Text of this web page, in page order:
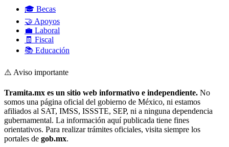
🎓 Becas
🤝 Apoyos
💼 Laboral
🧾 Fiscal
📚 Educación
⚠️ Aviso importante
Tramita.mx es un sitio web informativo e independiente. No
somos una página oficial del gobierno de México, ni estamos
afiliados al SAT, IMSS, ISSSTE, SEP, ni a ninguna dependencia
gubernamental. La información aquí publicada tiene fines
orientativos. Para realizar trámites oficiales, visita siempre los
portales de gob.mx.